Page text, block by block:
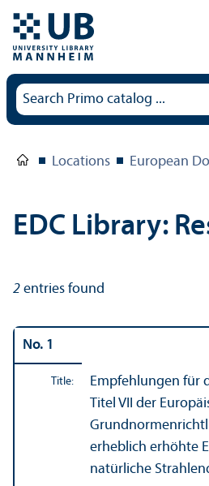
Locations European
EDC Library:
2 entries found
No. 1
Title:
Empfehlungen für
Titel VII der
erheblich erhöhte
natürliche